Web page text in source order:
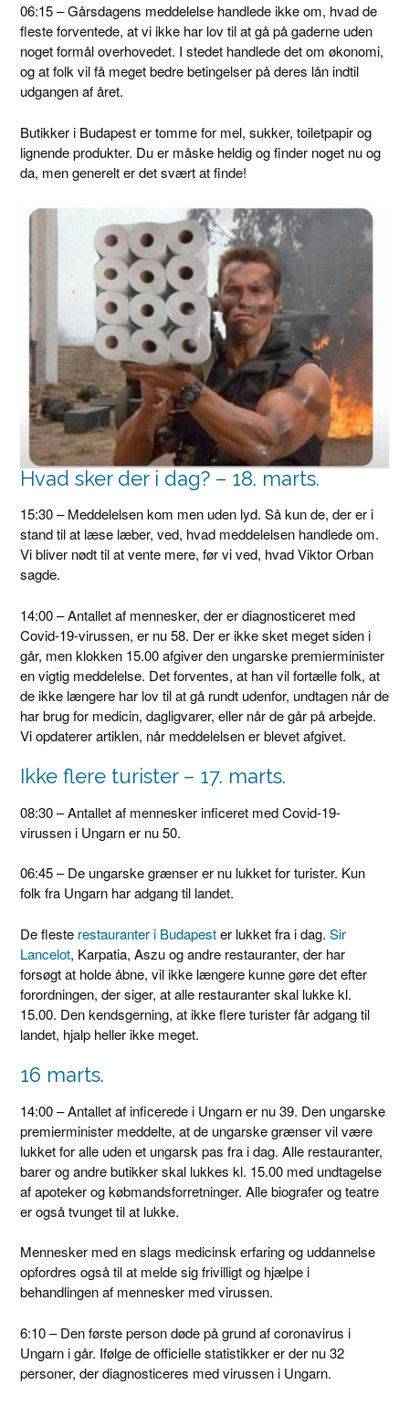
06:15 – Gårsdagens meddelelse handlede ikke om, hvad de
fleste forventede, at vi ikke har lov til at gå på gaderne uden
noget formål overhovedet. I stedet handlede det om økonomi,
og at folk vil få meget bedre betingelser på deres lån indtil
udgangen af ​​året.
Butikker i Budapest er tomme for mel, sukker, toiletpapir og
lignende produkter. Du er måske heldig og finder noget nu og
da, men generelt er det svært at finde!
Hvad sker der i dag? – 18. marts.
15:30 – Meddelelsen kom men uden lyd. Så kun de, der er i
stand til at læse læber, ved, hvad meddelelsen handlede om.
Vi bliver nødt til at vente mere, før vi ved, hvad Viktor Orban
sagde.
14:00 – Antallet af mennesker, der er diagnosticeret med
Covid-19-virussen, er nu 58. Der er ikke sket meget siden i
går, men klokken 15.00 afgiver den ungarske premierminister
en vigtig meddelelse. Det forventes, at han vil fortælle folk, at
de ikke længere har lov til at gå rundt udenfor, undtagen når de
har brug for medicin, dagligvarer, eller når de går på arbejde.
Vi opdaterer artiklen, når meddelelsen er blevet afgivet.
Ikke flere turister – 17. marts.
08:30 – Antallet af mennesker inficeret med Covid-19-
virussen i Ungarn er nu 50.
06:45 – De ungarske grænser er nu lukket for turister. Kun
folk fra Ungarn har adgang til landet.
De fleste restauranter i Budapester lukket fra i dag. Sir
Lancelot, Karpatia, Aszu og andre restauranter, der har
forsøgt at holde åbne, vil ikke længere kunne gøre det efter
forordningen, der siger, at alle restauranter skal lukke kl.
15.00. Den kendsgerning, at ikke flere turister får adgang til
landet, hjalp heller ikke meget.
16 marts.
14:00 – Antallet af inficerede i Ungarn er nu 39. Den ungarske
premierminister meddelte, at de ungarske grænser vil være
lukket for alle uden et ungarsk pas fra i dag. Alle restauranter,
barer og andre butikker skal lukkes kl. 15.00 med undtagelse
af apoteker og købmandsforretninger. Alle biografer og teatre
er også tvunget til at lukke.
Mennesker med en slags medicinsk erfaring og uddannelse
opfordres også til at melde sig frivilligt og hjælpe i
behandlingen af ​​mennesker med virussen.
6:10 – Den første person døde på grund af coronavirus i
Ungarn i går. Ifølge de officielle statistikker er der nu 32
personer, der diagnosticeres med virussen i Ungarn.